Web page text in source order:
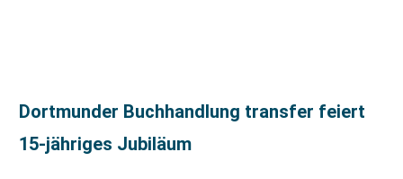
Dortmunder Buchhandlung transfer feiert
15-jähriges Jubiläum